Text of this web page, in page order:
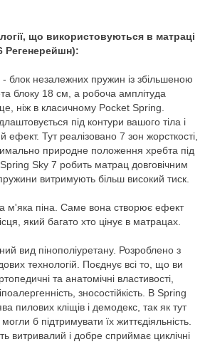
що використовуються в матраці
Регенерейшн):
- блок незалежних пружин із збільшеною
блоку 18 см, а робоча амплітуда
ніж в класичному Pocket Spring.
під контури вашого тіла і
ефект. Тут реалізовано 7 зон жорсткості,
природне положення хребта під
Sky 7 робить матрац довговічним
витримують більш високий тиск.
м'яка піна. Саме вона створює ефект
який багато хто цінує в матрацах.
вид пінополіуретану. Розроблено з
технологій. Поєднує всі то, що ви
та анатомічні властивості,
зносостійкість. В Spring
пилових кліщів і демодекс, так як тут
б підтримувати їх життєдіяльність.
витривалий і добре сприймає циклічні